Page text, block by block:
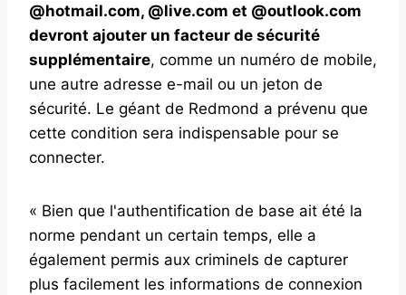
@hotmail.com, @live.com et @outlook.com
devront ajouter un facteur de sécurité
supplémentaire, comme un numéro de mobile,
une autre adresse e-mail ou un jeton de
sécurité. Le géant de Redmond a prévenu que
cette condition sera indispensable pour se
connecter.
« Bien que l'authentification de base ait été la
norme pendant un certain temps, elle a
également permis aux criminels de capturer
plus facilement les informations de connexion